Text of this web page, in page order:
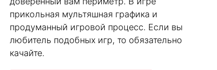
прикольная мультяшная графика и
продуманный игровой процесс. Если вы
любитель подобных игр, то обязательно
качайте.